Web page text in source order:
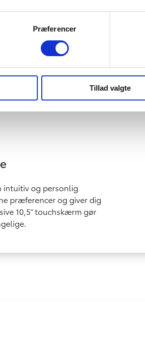
Præferencer
Tillad valgte
intuitiv og personlig
præferencer og giver dig
10,5” touchskærm gør